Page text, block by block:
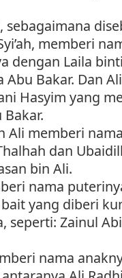
sebagaimana
memberi
dengan Laila binti
Bakar. Dan
Hasyim yang
Ali memberi
dan
bin Ali.
nama
yang diberi
seperti: Zainul
nama